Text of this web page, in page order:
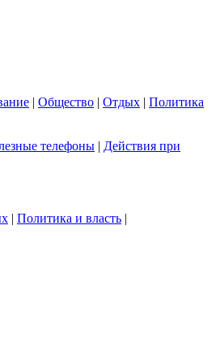
| Общество | Отдых | Политика
телефоны | Действия при
| Политика и власть |